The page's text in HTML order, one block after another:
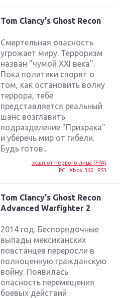
Tom Clancy's Ghost Recon
Смертельная опасность
угрожает миру. Терроризм
назван "чумой XXI века".
Пока политики спорят о
том, как остановить волну
террора, тебе
представляется реальный
шанс возглавить
подразделение "Призрака"
и уберечь мир от гибели.
Будь готов...
экшн от первого лица (FPA)
PC
Xbox 360 PS3
Tom Clancy's Ghost Recon
Advanced Warfighter 2
2014 год. Беспорядочные
выпады мексиканских
повстанцев переросли в
полноценную гражданскую
войну. Появилась
опасность перемещения
боевых действий